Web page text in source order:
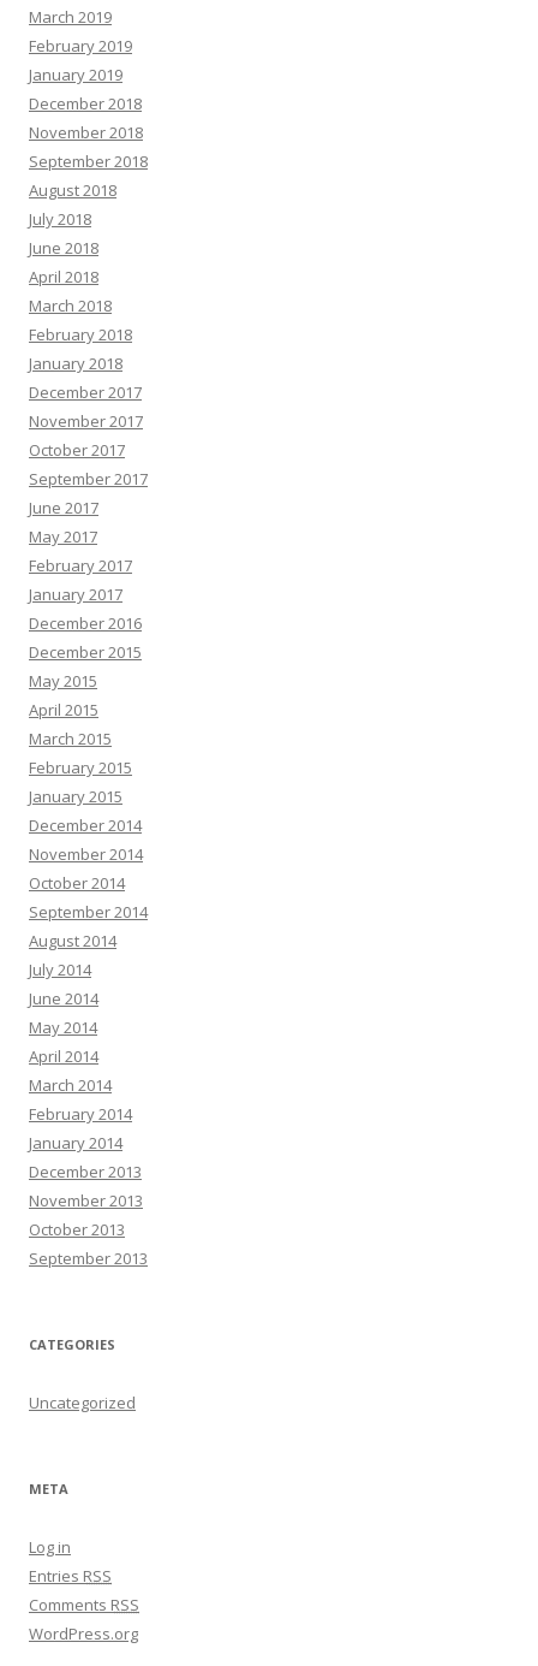
March 2019
February 2019
January 2019
December 2018
November 2018
September 2018
August 2018
July 2018
June 2018
April 2018
March 2018
February 2018
January 2018
December 2017
November 2017
October 2017
September 2017
June 2017
May 2017
February 2017
January 2017
December 2016
December 2015
May 2015
April 2015
March 2015
February 2015
January 2015
December 2014
November 2014
October 2014
September 2014
August 2014
July 2014
June 2014
May 2014
April 2014
March 2014
February 2014
January 2014
December 2013
November 2013
October 2013
September 2013
CATEGORIES
Uncategorized
META
Log in
Entries RSS
Comments RSS
WordPress.org